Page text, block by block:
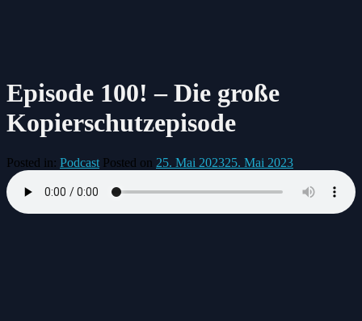
Episode 100! – Die große
Kopierschutzepisode
Posted in: Podcast Posted on 25. Mai 202325. Mai 2023